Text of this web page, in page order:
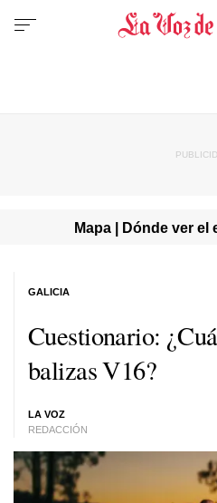
Mapa | Dónde ver el
Cuestionario:
balizas V16?
LA VOZ
REDACCIÓN
GALICIA